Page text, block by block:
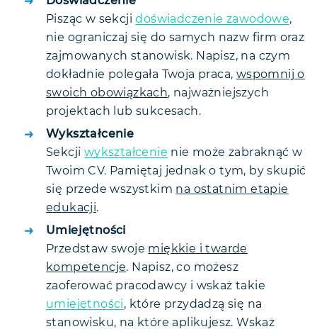
Pisząc w sekcjidoświadczenie zawodowe,
nie ograniczaj się do samych nazw firm oraz
zajmowanych stanowisk. Napisz, na czym
dokładnie polegała Twoja praca, wspomnij o
swoich obowiązkach, najważniejszych
projektach lub sukcesach.
Wykształcenie
Sekcji wykształcenie nie może zabraknąć w
Twoim CV. Pamiętaj jednak o tym, by skupić
się przede wszystkim na ostatnim etapie
edukacji.
Umiejętności
Przedstaw swoje miękkie i twarde
kompetencje. Napisz, co możesz
zaoferować pracodawcy i wskaż takie
umiejętności, które przydadzą się na
stanowisku, na które aplikujesz. Wskaż